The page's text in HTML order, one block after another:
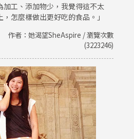
加工、添加物少，我覺得這不太
怎麼樣做出更好吃的食品。」
作者：她渴望SheAspire / 瀏覽次數
(3223246)